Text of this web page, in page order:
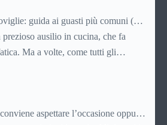
guida ai guasti più comuni (e
prezioso ausilio in cucina, che fa
Ma a volte, come tutti gli
una breve guida ai principali guasti e
i consigli utili per cercare di
chiamare il tecnico e risparmiando
aspettare l’occasione oppure